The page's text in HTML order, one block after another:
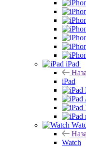
iPad
iPad
Watch